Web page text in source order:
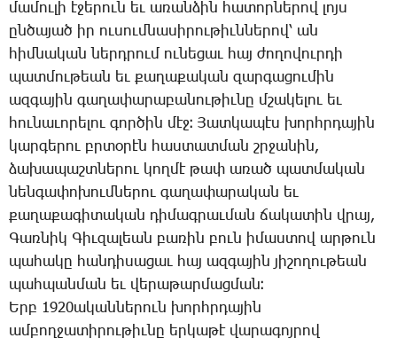
մա­մու­լի է­ջե­րուն եւ ա­ռան­ձին հա­տոր­նե­րով լոյս
ըն­ծա­յած իր ու­սում­նա­սի­րու­թիւն­նե­րով՝ ան
հիմ­նա­կան ներդ­րում ու­նե­ցաւ հայ ժո­ղո­վուր­դի
պատ­մու­թեան եւ քա­ղա­քա­կան զար­գա­ցու­մին
ազ­գա­յին գա­ղա­փա­րա­բա­նու­թիւ­նը մշա­կե­լու եւ
հու­նա­ւո­րե­լու գոր­ծին մէջ։ ­Յատ­կա­պէս խորհր­դա­յին
կար­գե­րու բրտօ­րէն հաս­տատ­ման շրջա­նին,
ձա­խա­պաշտ­նե­րու կող­մէ թափ ա­ռած պատ­մա­կան
նեն­գա­փո­խում­նե­րու գա­ղա­փա­րա­կան եւ
քա­ղա­քա­գի­տա­կան դի­մագ­րաւ­ման ճա­կա­տին վրայ,
­Գառ­նիկ ­Գիւ­զա­լեան բա­ռին բուն ի­մաս­տով ար­թուն
պա­հա­կը հան­դի­սա­ցաւ հայ ազ­գա­յին յի­շո­ղու­թեան
պահ­պան­ման եւ վե­րա­թար­մաց­ման։
Երբ 1920ա­կան­նե­րուն խորհր­դա­յին
ամ­բող­ջա­տի­րու­թիւ­նը եր­կա­թէ վա­րա­գոյ­րով